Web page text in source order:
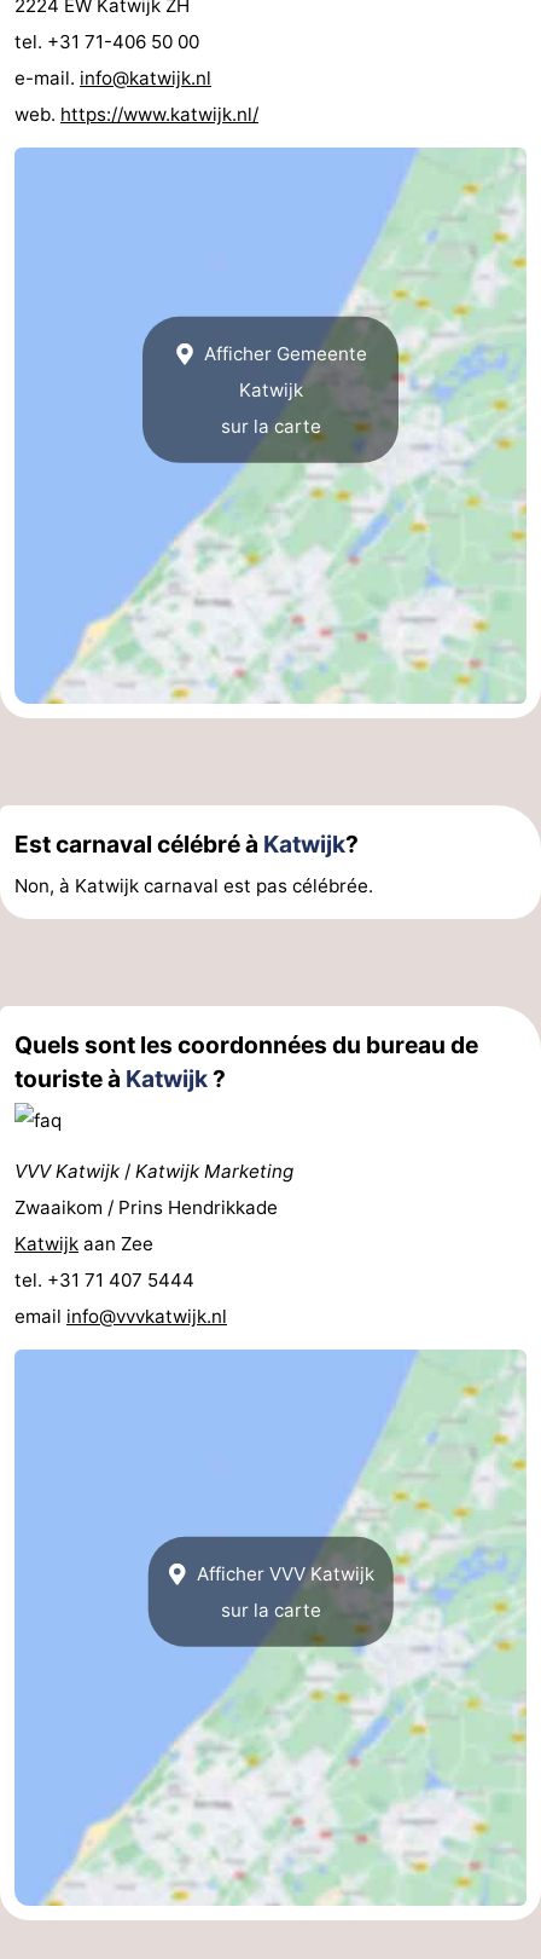
aan
Zee
Noordhollands
duinreservaat
-
Wijk
aan
-
Nature
-
Scheveningen
La
-
Rockanje
Météo
Contact
2224 EW Katwijk ZH
tel. +31 71-406 50 00
e-mail. info@katwijk.nl
web. https://www.katwijk.nl/
Afficher Gemeente
Katwijk
sur la carte
Est carnaval célébré à Katwijk?
Non, à Katwijk carnaval est pas célébrée.
Quels sont les coordonnées du bureau de
touriste à Katwijk?
VVV Katwijk / Katwijk Marketing
Zwaaikom / Prins Hendrikkade
Katwijk aan Zee
tel. +31 71 407 5444
email info@vvvkatwijk.nl
Afficher VVV Katwijk
sur la carte